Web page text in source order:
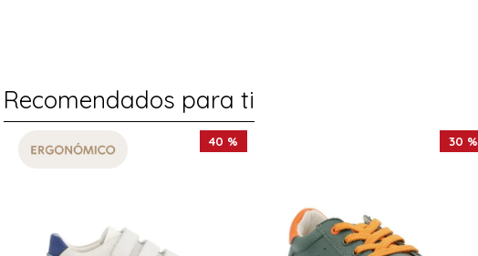
Recomendados para ti
40 % 30 %